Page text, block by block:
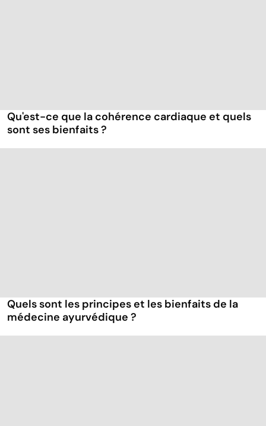
Qu'est-ce que la cohérence cardiaque et quels
sont ses bienfaits ?
Quels sont les principes et les bienfaits de la
médecine ayurvédique ?